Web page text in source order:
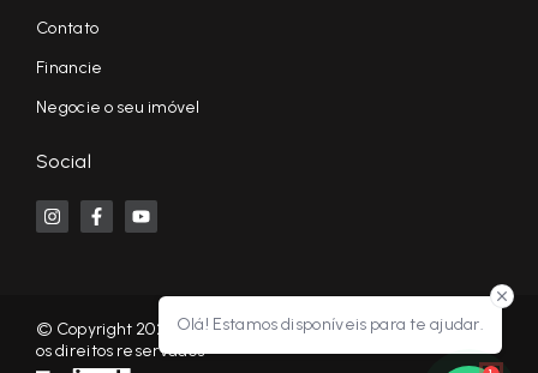
Olá! Estamos disponíveis para te ajudar.
Contato
Financie
Negocie o seu imóvel
Social
© Copyright 2026 - KF NEGÓCIOS IMOBILIÁRIOS RP - Todos
os direitos reservados